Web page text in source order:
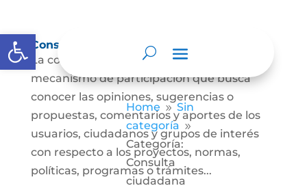
Abrir barra de herramientas
Home 9 Sin
categoría 9
Categoría:
Consulta
ciudadana
Consulta ciudadana
La consulta a la ciudadanía es un
mecanismo de participación que busca
conocer las opiniones, sugerencias o
propuestas, comentarios y aportes de los
usuarios, ciudadanos y grupos de interés
con respecto a los proyectos, normas,
políticas, programas o trámites...